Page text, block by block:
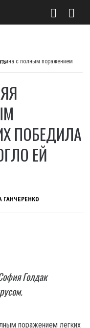
ПОБЕДИЛА
ЕЙ
ГАНЧЕРЕНКО
Голдак